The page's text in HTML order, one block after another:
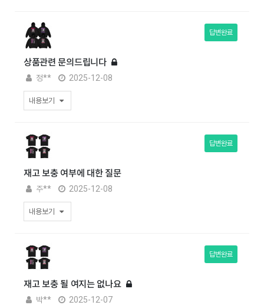
상품관련 문의드립니다
답변완료
정** 2025-12-08
내용보기
재고 보충 여부에 대한 질문
답변완료
주** 2025-12-08
내용보기
재고 보충 될 여지는 없나요
답변완료
박** 2025-12-07